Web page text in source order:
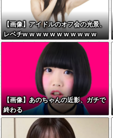
【画像】アイドルのオフ会の光景、
レベチw w w w w w w w w w w
【画像】あのちゃんの近影、ガチで
終わる